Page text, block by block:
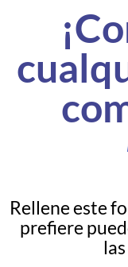
Rellene este
prefiere